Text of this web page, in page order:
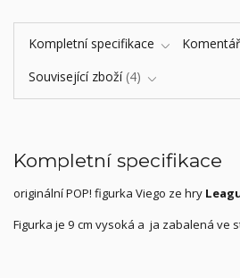
Kompletní specifikace
Související zboží 4
Kompletní specifikace
originální POP! figurka Viego ze hry
Figurka je 9 cm vysoká a ja zabalená ve